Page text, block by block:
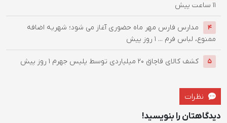
11 ساعت پیش
4
مدارس فارس مهر ماه حضوری آغاز می شود؛ شهریه اضافه
ممنوع، لباس فرم ... 1 روز پیش
5 کشف کالای قاچاق 20 میلیاردی توسط پلیس جهرم 1 روز پیش
نظرات
دیدگاهتان را بنویسید!